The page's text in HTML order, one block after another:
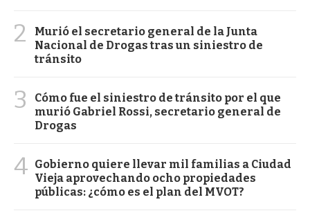
2
Murió el secretario general de la Junta
Nacional de Drogas tras un siniestro de
tránsito
3
Cómo fue el siniestro de tránsito por el que
murió Gabriel Rossi, secretario general de
Drogas
4 Gobierno quiere llevar mil familias a Ciudad
Vieja aprovechando ocho propiedades
públicas: ¿cómo es el plan del MVOT?